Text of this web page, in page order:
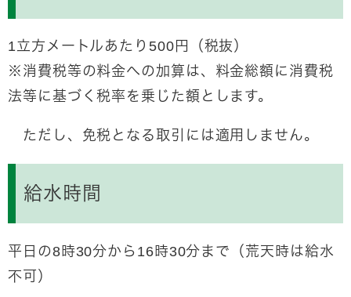
1立方メートル あたり500円（税抜）
※消費税等の料金への加算は、料金総額に消費税
法等に基づく税率を乗じた額とします。
ただし、免税となる取引には適用しません。
給水時間
平日の8時30分から16時30分まで（荒天時は給水
不可）